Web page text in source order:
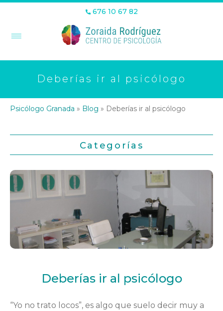
676 10 67 82
Deberías ir al psicólogo
Psicólogo Granada » Blog » Deberías ir al psicólogo
Categorías
Deberías ir al psicólogo
“Yo no trato locos”, es algo que suelo decir muy a